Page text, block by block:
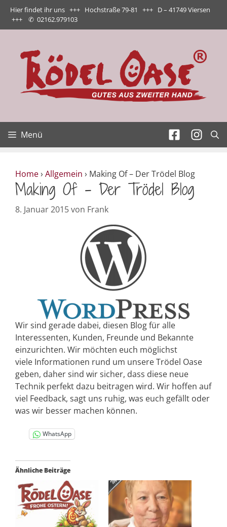
Zum
Inhalt
springen
Hier findet ihr uns +++ Hochstraße 79-81 +++ D – 41749 Viersen
+++ ✆ 02162.979103
Menü
Home› Allgemein › Making Of – Der Trödel Blog
Making Of – Der Trödel Blog
8. Januar 2015von Frank
Wir sind gerade dabei, diesen Blog für alle
Interessenten, Kunden, Freunde und Bekannte
einzurichten. Wir möchten euch möglichst
viele Informationen rund um unsere Trödel Oase
geben, daher sind wir sicher, dass diese neue
Technik perfekt dazu beitragen wird. Wir hoffen auf
viel Feedback, sagt uns ruhig, was euch gefällt oder
was wir besser machen können.
WhatsApp
Ähnliche Beiträge